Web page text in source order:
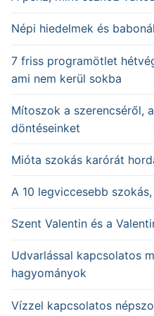
Népi hiedelmek és
7 friss programötlet
ami nem kerül sokba
Mítoszok a szerencséről,
döntéseinket
Mióta szokás karórát
A 10 legviccesebb
Szent Valentin és a
Udvarlással kapcsolatos
hagyományok
Vízzel kapcsolatos